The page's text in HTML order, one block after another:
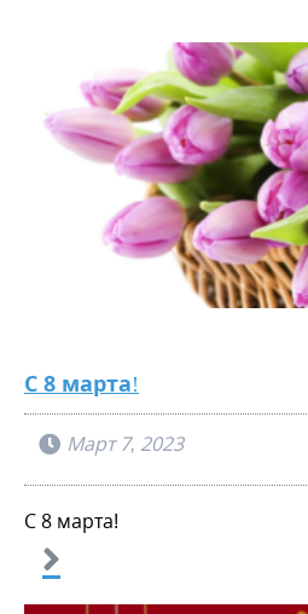
С 8 марта!
Март 7, 2023
С 8 марта!